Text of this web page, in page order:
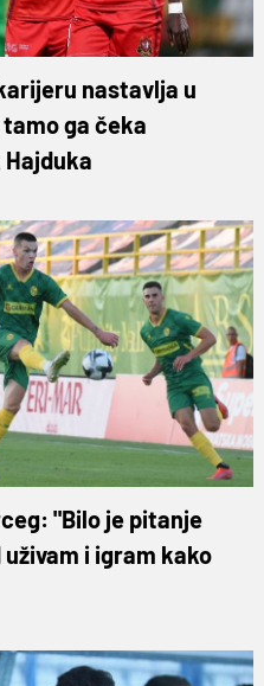
nastavlja u
ga čeka
"Bilo je pitanje
i igram kako